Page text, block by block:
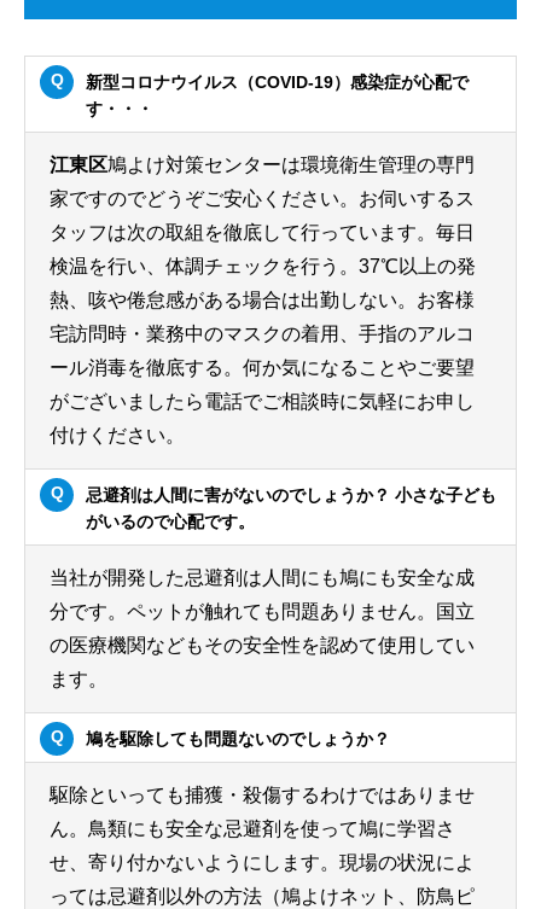
新型コロナウイルス（COVID-19）感染症が心配で
す・・・
江東区鳩よけ対策センターは環境衛生管理の専門
家ですのでどうぞご安心ください。お伺いするス
タッフは次の取組を徹底して行っています。毎日
検温を行い、体調チェックを行う。37℃以上の発
熱、咳や倦怠感がある場合は出勤しない。お客様
宅訪問時・業務中のマスクの着用、手指のアルコ
ール消毒を徹底する。何か気になることやご要望
がございましたら電話でご相談時に気軽にお申し
付けください。
忌避剤は人間に害がないのでしょうか？ 小さな子ども
がいるので心配です。
当社が開発した忌避剤は人間にも鳩にも安全な成
分です。ペットが触れても問題ありません。国立
の医療機関などもその安全性を認めて使用してい
ます。
鳩を駆除しても問題ないのでしょうか？
駆除といっても捕獲・殺傷するわけではありませ
ん。鳥類にも安全な忌避剤を使って鳩に学習さ
せ、寄り付かないようにします。現場の状況によ
っては忌避剤以外の方法（鳩よけネット、防鳥ピ